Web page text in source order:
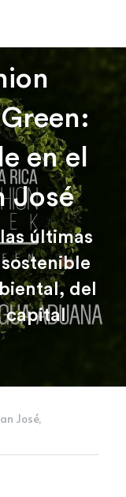
en el
José
últimas
del
capital
José,